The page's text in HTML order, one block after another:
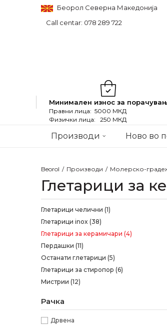
Беорол Северна Македонија
Call centar: 078 289 722
Минимален износ за
Правни лица: 5000 МКД
Физички лица: 250 МКД
Производи Ново во
Beorol Производи Молерско-
Глетарици за
Глетарици челични (1)
Глетарици inox (38)
Глетарици за керамичари (4)
Пердашки (11)
Останати глетарици (5)
Глетарици за стиропор (6)
Мистрии (12)
Рачка
Дрвена